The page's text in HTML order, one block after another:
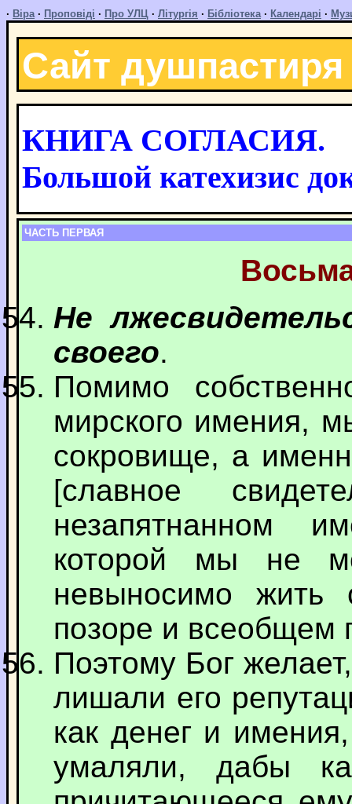
· Віра· Проповіді · Про УЛЦ · Літургія · Бібліотека· Календарі ·
Сайт
КНИГА СОГЛАСИЯ.
Большой катехизис
ЧАСТЬ ПЕРВАЯ
Не
своего.
Помимо
мирского имения,
сокровище, а
[славное
незапятнанном
которой мы не
невыносимо жить
позоре и всеобщем
Поэтому Бог
лишали его
как денег и
умаляли, дабы